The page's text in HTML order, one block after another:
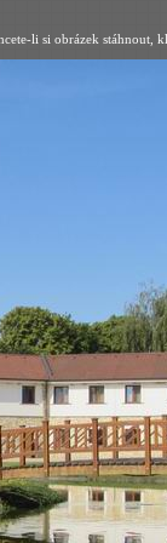
li si obrázek stáhnout,